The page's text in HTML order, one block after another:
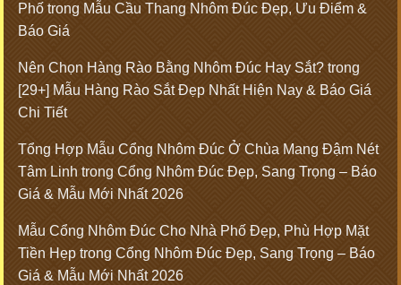
Phố trong Mẫu Cầu Thang Nhôm Đúc Đẹp, Ưu Điểm &
Báo Giá
Nên Chọn Hàng Rào Bằng Nhôm Đúc Hay Sắt? trong
[29+] Mẫu Hàng Rào Sắt Đẹp Nhất Hiện Nay & Báo Giá
Chi Tiết
Tổng Hợp Mẫu Cổng Nhôm Đúc Ở Chùa Mang Đậm Nét
Tâm Linh trong Cổng Nhôm Đúc Đẹp, Sang Trọng – Báo
Giá & Mẫu Mới Nhất 2026
Mẫu Cổng Nhôm Đúc Cho Nhà Phố Đẹp, Phù Hợp Mặt
Tiền Hẹp trong Cổng Nhôm Đúc Đẹp, Sang Trọng – Báo
Giá & Mẫu Mới Nhất 2026